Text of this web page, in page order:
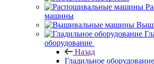
машины
оборудование
Назад
Гладильное оборудование